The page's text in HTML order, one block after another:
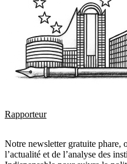
Rapporteur
Notre newsletter gratuite phare,
l’actualité et de l’analyse des